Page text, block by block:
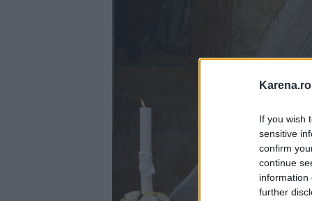
If you wish
sensitive
confirm
continue
information
further